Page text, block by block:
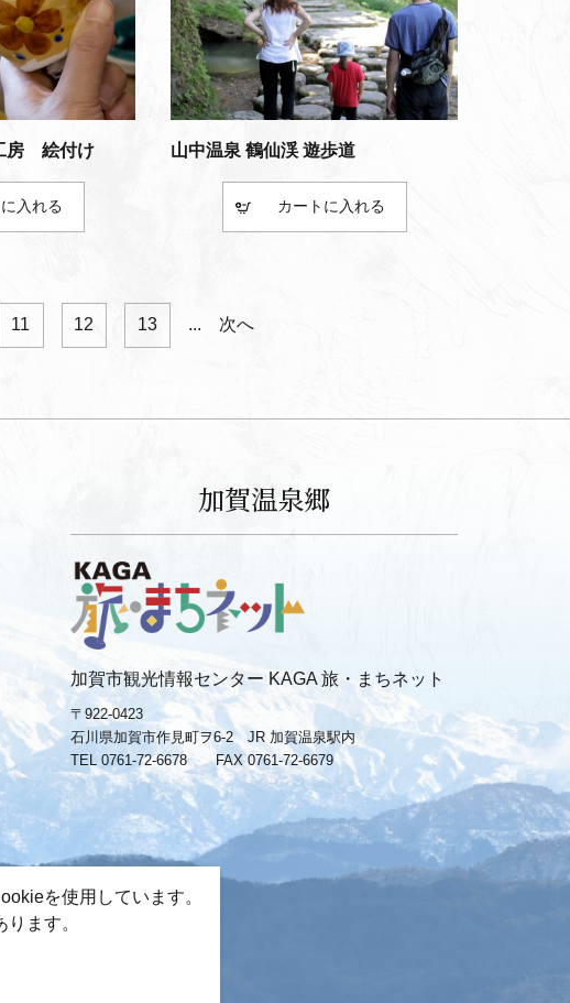
房 絵付け 山中温泉 鶴仙渓 遊歩道
カート
11 12 13 ... 次へ
加賀温泉郷
加賀市観光情報センター KAGA 旅・まちネット
〒922-0423
石川県加賀市作見町ヲ6-2 JR 加賀温泉駅内
TEL 0761-72-6678
FAX 0761-72-6679
を使用しています。
ます。